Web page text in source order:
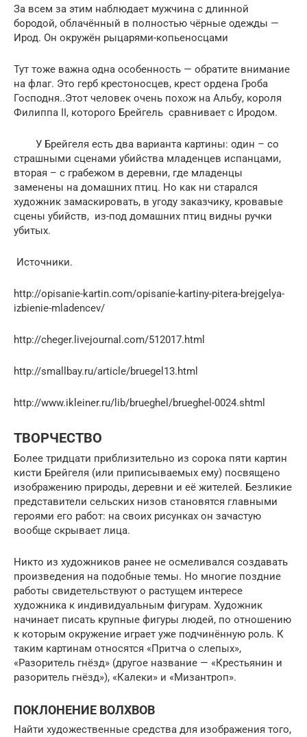
За всем за этим наблюдает мужчина с длинной
бородой, облачённый в полностью чёрные одежды —
Ирод. Он окружён рыцарями-копьеносцами
Тут тоже важна одна особенность — обратите внимание
на флаг. Это герб крестоносцев, крест ордена Гроба
Господня..Этот человек очень похож на Альбу, короля
Филиппа II, которого Брейгель сравнивает с Иродом.
У Брейгеля есть два варианта картины: один – со
страшными сценами убийства младенцев испанцами,
вторая – с грабежом в деревни, где младенцы
заменены на домашних птиц. Но как ни старался
художник замаскировать, в угоду заказчику, кровавые
сцены убийств, из-под домашних птиц видны ручки
убитых.
Источники.
http://opisanie-kartin.com/opisanie-kartiny-pitera-brejgelya-
izbienie-mladencev/
http://cheger.livejournal.com/512017.html
http://smallbay.ru/article/bruegel13.html
http://www.ikleiner.ru/lib/brueghel/brueghel-0024.shtml
ТВОРЧЕСТВО
Более тридцати приблизительно из сорока пяти картин
кисти Брейгеля (или приписываемых ему) посвящено
изображению природы, деревни и её жителей. Безликие
представители сельских низов становятся главными
героями его работ: на своих рисунках он зачастую
вообще скрывает лица.
Никто из художников ранее не осмеливался создавать
произведения на подобные темы. Но многие поздние
работы свидетельствуют о растущем интересе
художника к индивидуальным фигурам. Художник
начинает писать крупные фигуры людей, по отношению
к которым окружение играет уже подчинённую роль. К
таким картинам относятся «Притча о слепых»,
«Разоритель гнёзд» (другое название — «Крестьянин и
разоритель гнёзд»), «Калеки» и «Мизантроп».
ПОКЛОНЕНИЕ ВОЛХВОВ
Найти художественные средства для изображения того,